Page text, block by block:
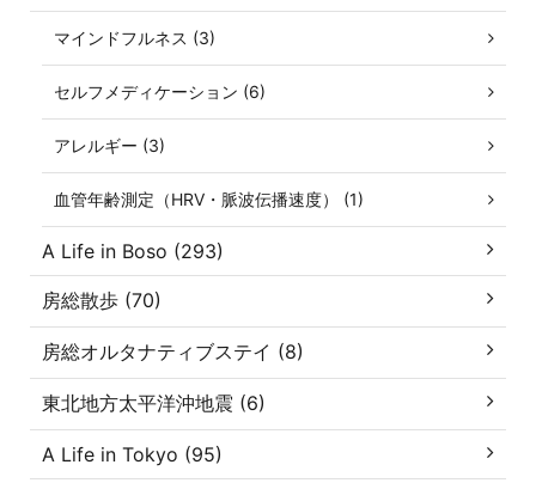
マインドフルネス (3)
セルフメディケーション (6)
アレルギー (3)
血管年齢測定（HRV・脈波伝播速度） (1)
A Life in Boso (293)
房総散歩 (70)
房総オルタナティブステイ (8)
東北地方太平洋沖地震 (6)
A Life in Tokyo (95)